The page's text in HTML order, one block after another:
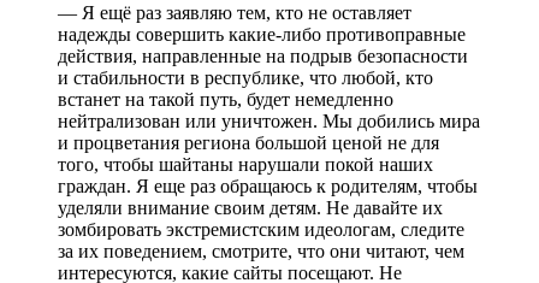
— Я ещё раз заявляю тем, кто не оставляет
надежды совершить какие-либо противоправные
действия, направленные на подрыв безопасности
и стабильности в республике, что любой, кто
встанет на такой путь, будет немедленно
нейтрализован или уничтожен. Мы добились мира
и процветания региона большой ценой не для
того, чтобы шайтаны нарушали покой наших
граждан. Я еще раз обращаюсь к родителям, чтобы
уделяли внимание своим детям. Не давайте их
зомбировать экстремистским идеологам, следите
за их поведением, смотрите, что они читают, чем
интересуются, какие сайты посещают. Не